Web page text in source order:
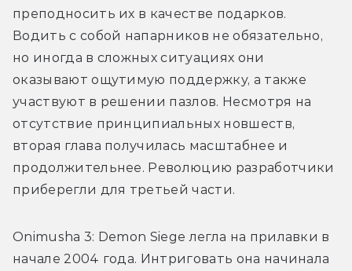
преподносить их в качестве подарков.
Водить с собой напарников не обязательно,
но иногда в сложных ситуациях они
оказывают ощутимую поддержку, а также
участвуют в решении пазлов. Несмотря на
отсутствие принципиальных новшеств,
вторая глава получилась масштабнее и
продолжительнее. Революцию разработчики
приберегли для третьей части.
Onimusha 3: Demon Siege легла на прилавки в
начале 2004 года. Интриговать она начинала